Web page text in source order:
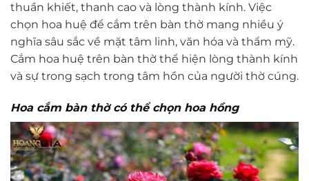
thuần khiết, thanh cao và lòng thành kính. Việc
chọn hoa huệ để cắm trên bàn thờ mang nhiều ý
nghĩa sâu sắc về mặt tâm linh, văn hóa và thẩm mỹ.
Cắm hoa huệ trên bàn thờ thể hiện lòng thành kính
và sự trong sạch trong tâm hồn của người thờ cúng.
Hoa cắm bàn thờ có thể chọn hoa hồng